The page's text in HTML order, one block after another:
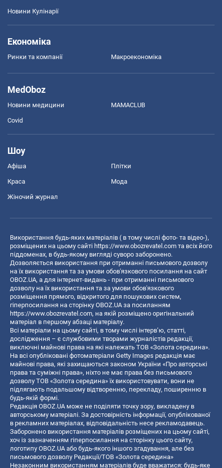
Новини Кулінарії
Економіка
Ринки та компанії Макроекономіка
MedOboz
Новини медицини MAMACLUB
Covid
Шоу
Афіша Плітки
Краса Мода
Жіночий журнал
Використання будь-яких матеріалів ( в тому числі фото- та відео-),
розміщених на цьому сайті https://www.obozrevatel.com та всіх його
піддоменах, в будь-якому вигляді суворо заборонено.
Дозволяється використання при отриманні письмового дозволу
на їх використання та за умови обов'язкового посилання на сайт
OBOZ.UA, а для інтернет-видань - при отриманні письмового
дозволу на їх використання та за умови обов'язкового
розміщення прямого, відкритого для пошукових систем,
гіперпосилання на сторінку OBOZ.UA за посиланням
https://www.obozrevatel.com, на якій розміщено оригінальний
матеріал в першому абзаці матеріалу.
Всі матеріали на цьому сайті, в тому числі інтерв’ю, статті,
дослідження – є службовими творами журналістів редакції,
виключні майнові права на які належать ТОВ «Золота середина».
На всі опубліковані фотоматеріали Getty Images редакція має
майнові права, які захищаються законом України «Про авторські
права та суміжні права», ніхто не має права без письмового
дозволу ТОВ «Золота середина» їх використовувати, вони не
підлягають подальшому відтворенню, перекладу, поширенню в
будь-якій формі.
Редакція OBOZ.UA може не поділяти точку зору, викладену в
авторському матеріалі. За достовірність інформації, опублікованої
в рекламних матеріалах, відповідальність несе рекламодавець.
Заборонено використання матеріалів розміщених на цьому сайті,
хоч із зазначенням гіперпосилання на сторінку цього сайту,
логотипу OBOZ.UA або будь-якого іншого згадування, але без
письмового дозволу Редакції/ТОВ «Золота середина»
Незаконним використанням матеріалів буде вважатися: будь-яке